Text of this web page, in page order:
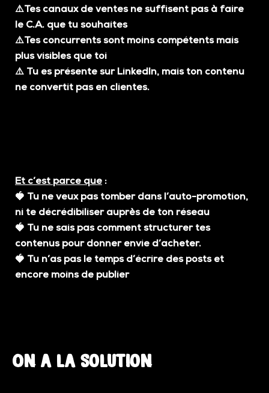
⚠️Tes canaux de ventes ne suffisent pas à faire
le C.A. que tu souhaites
⚠️Tes concurrents sont moins compétents mais
plus visibles que toi
⚠️ Tu es présente sur LinkedIn, mais ton contenu
ne convertit pas en clientes.
Et c’est parce que :
🍓 Tu ne veux pas tomber dans l’auto-promotion,
ni te décrédibiliser auprès de ton réseau
🍓 Tu ne sais pas comment structurer tes
contenus pour donner envie d’acheter.
🍓 Tu n’as pas le temps d’écrire des posts et
encore moins de publier
On a la solution